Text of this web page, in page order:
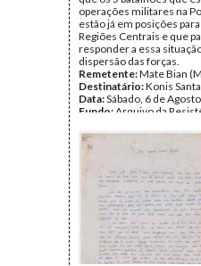
operações militares na
estão já em posições
Regiões Centrais e que
responder a essa
dispersão das forças.
Remetente:Mate Bian
Destinatário:Konis
Data:Sábado, 6 de
Fundo: Arquivo da
Tipo Documental:
Página(s):